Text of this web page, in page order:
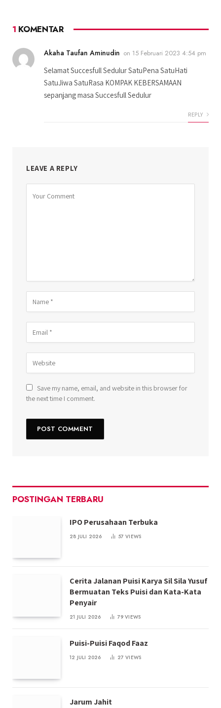
1 KOMENTAR
Akaha Taufan Aminudin on 15 Februari 2023 4:54 pm
Selamat Succesfull Sedulur SatuPena SatuHati
SatuJiwa SatuRasa KOMPAK KEBERSAMAAN
sepanjang masa Succesfull Sedulur
REPLY
LEAVE A REPLY
Save my name, email, and website in this browser for
the next time I comment.
POSTINGAN TERBARU
IPO Perusahaan Terbuka
28 JULI 2026 57VIEWS
Cerita Jalanan Puisi Karya Sil Sila Yusuf
Bermuatan Teks Puisi dan Kata-Kata
Penyair
21 JULI 2026 79VIEWS
Puisi-Puisi Faqod Faaz
12 JULI 2026 27VIEWS
Jarum Jahit